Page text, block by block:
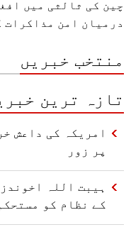
چین کی ثالثی میں
درمیان امن مذاکرات
منتخب خبریں
تازہ ترین
امریکہ کی داعش
پر زور
ہیبت اللہ
کے نظام کو